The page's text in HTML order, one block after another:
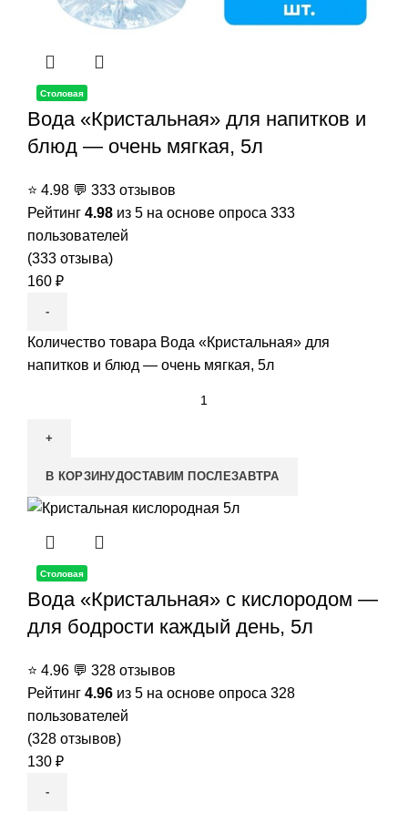
Столовая
Вода «Кристальная» для напитков и
блюд — очень мягкая, 5л
⭐ 4.98 💬 333 отзывов
Рейтинг 4.98 из 5 на основе опроса 333
пользователей
(333 отзыва)
160 ₽
Количество товара Вода «Кристальная» для
напитков и блюд — очень мягкая, 5л
В КОРЗИНУДОСТАВИМ ПОСЛЕЗАВТРА
Столовая
Вода «Кристальная» с кислородом —
для бодрости каждый день, 5л
⭐ 4.96 💬 328 отзывов
Рейтинг 4.96 из 5 на основе опроса 328
пользователей
(328 отзывов)
130 ₽